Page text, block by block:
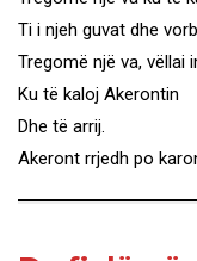
Ti i njeh guvat dhe
Tregomë një va, vëllai
Ku të kaloj Akerontin
Dhe të arrij.
Akeront rrjedh po